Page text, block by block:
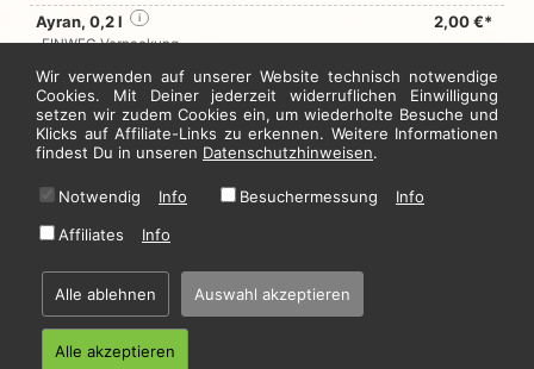
Ayran, 0,2 l 2,00 €*
i
EINWEG Verpackung
Jetzt hier bestellen
* Alle Preise in Euro inkl. gesetzl. MwSt. Abbildungen können ggf. abweichen.
Home·Impressum·Datenschutzhinweise
© 2026 Manavgat Lieferservice - Hosting by
Wir verwenden auf unserer Website technisch notwendige
Cookies. Mit Deiner jederzeit widerruflichen Einwilligung
setzen wir zudem Cookies ein, um wiederholte Besuche und
Klicks auf Affiliate-Links zu erkennen. Weitere Informationen
findest Du in unseren Datenschutzhinweisen.
Notwendig Info Besuchermessung
Info
Affiliates
Info
Alle ablehnen Auswahl akzeptieren
Alle akzeptieren